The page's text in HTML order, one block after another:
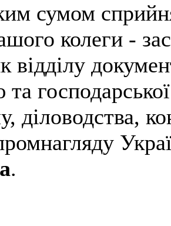
сумом
колеги -
відділу
діловодства,
.